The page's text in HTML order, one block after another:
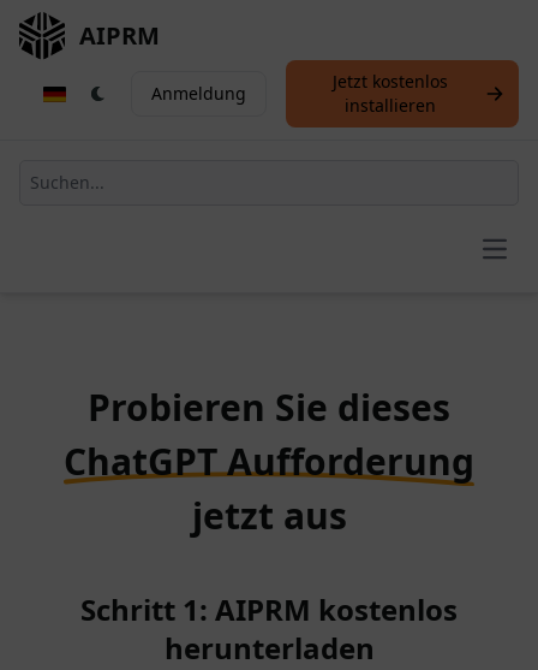
AIPRM
Anmeldung
Jetzt kostenlos
installieren
Probieren Sie dieses
ChatGPT Aufforderung
jetzt aus
Schritt 1: AIPRM kostenlos
herunterladen